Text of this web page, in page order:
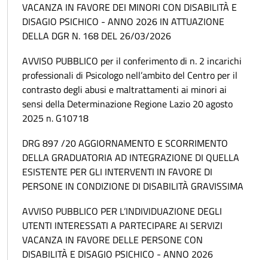
VACANZA IN FAVORE DEI MINORI CON DISABILITÀ E
DISAGIO PSICHICO - ANNO 2026 IN ATTUAZIONE
DELLA DGR N. 168 DEL 26/03/2026
AVVISO PUBBLICO per il conferimento di n. 2 incarichi
professionali di Psicologo nell’ambito del Centro per il
contrasto degli abusi e maltrattamenti ai minori ai
sensi della Determinazione Regione Lazio 20 agosto
2025 n. G10718
DRG 897 /20 AGGIORNAMENTO E SCORRIMENTO
DELLA GRADUATORIA AD INTEGRAZIONE DI QUELLA
ESISTENTE PER GLI INTERVENTI IN FAVORE DI
PERSONE IN CONDIZIONE DI DISABILITÀ GRAVISSIMA
AVVISO PUBBLICO PER L’INDIVIDUAZIONE DEGLI
UTENTI INTERESSATI A PARTECIPARE AI SERVIZI
VACANZA IN FAVORE DELLE PERSONE CON
DISABILITÀ E DISAGIO PSICHICO - ANNO 2026